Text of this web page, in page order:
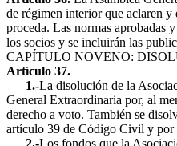
de régimen interior que aclaren y
proceda. Las normas aprobadas
los socios y se incluirán las
CAPÍTULO NOVENO:
Artículo 37.
1.-La disolución de la
General Extraordinaria por, al
derecho a voto. También se
artículo 39 de Código Civil y por
2.-Los fondos que la